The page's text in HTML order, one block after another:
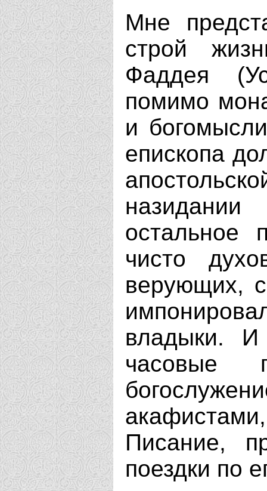
Мне
строй
Фаддея
помимо
и
епископа
остальное
чисто
верующих,
владыки.
часовые
Писание,
поездки по